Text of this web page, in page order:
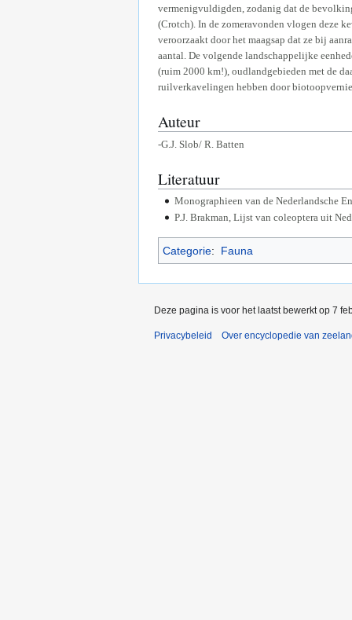
vermenigvuldigden, zodanig dat de
(Crotch). In de zomeravonden vlogen deze
veroorzaakt door het maagsap dat ze bij
aantal. De volgende landschappelijke
(ruim 2000 km!), oudlandgebieden met de
ruilverkavelingen hebben door
Auteur
-G.J. Slob/ R. Batten
Literatuur
Monographieen van de Nederlandsche
P.J. Brakman, Lijst van coleoptera uit
Categorie: Fauna
Deze pagina is voor het laatst bewerkt op 7
Privacybeleid Over encyclopedie van